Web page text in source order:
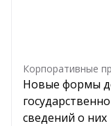
Корпоративные
Новые формы
сведений о них